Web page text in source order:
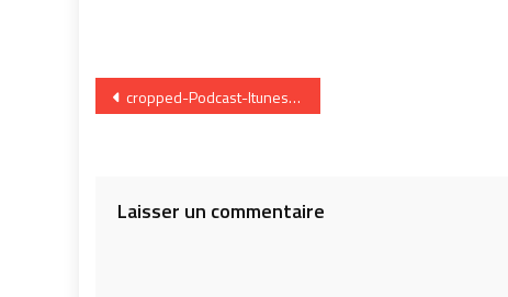
Navigation
cropped-Podcast-Itunes.jpg
Laisser un commentaire